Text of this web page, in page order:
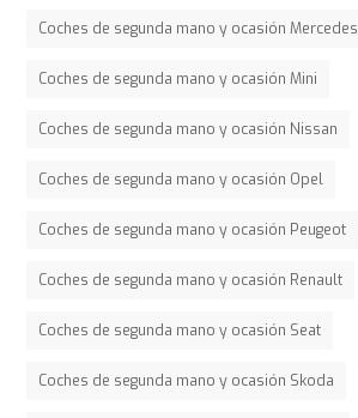
Coches de segunda mano y ocasión Mercedes
Coches de segunda mano y ocasión Mini
Coches de segunda mano y ocasión Nissan
Coches de segunda mano y ocasión Opel
Coches de segunda mano y ocasión Peugeot
Coches de segunda mano y ocasión Renault
Coches de segunda mano y ocasión Seat
Coches de segunda mano y ocasión Skoda